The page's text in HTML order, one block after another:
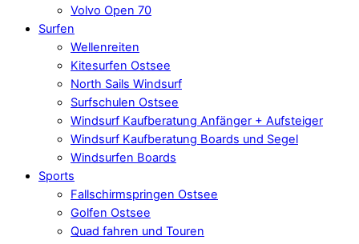
Volvo Open 70
Surfen
Wellenreiten
Kitesurfen Ostsee
North Sails Windsurf
Surfschulen Ostsee
Windsurf Kaufberatung Anfänger + Aufsteiger
Windsurf Kaufberatung Boards und Segel
Windsurfen Boards
Sports
Fallschirmspringen Ostsee
Golfen Ostsee
Quad fahren und Touren